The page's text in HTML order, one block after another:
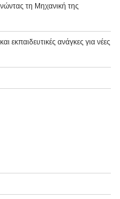
τη Μηχανική της
εκπαιδευτικές ανάγκες για νέες